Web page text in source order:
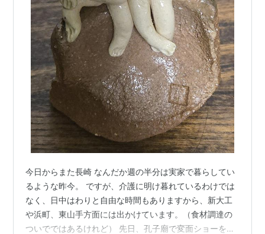
今日からまた長崎 なんだか週の半分は実家で暮らしてい
るような昨今。 ですが、介護に明け暮れているわけでは
なく、日中はわりと自由な時間もありますから、新大工
や浜町、東山手方面には出かけています。（食材調達の
ついでではあるけれど） 先日、孔子廟で変面ショーを観